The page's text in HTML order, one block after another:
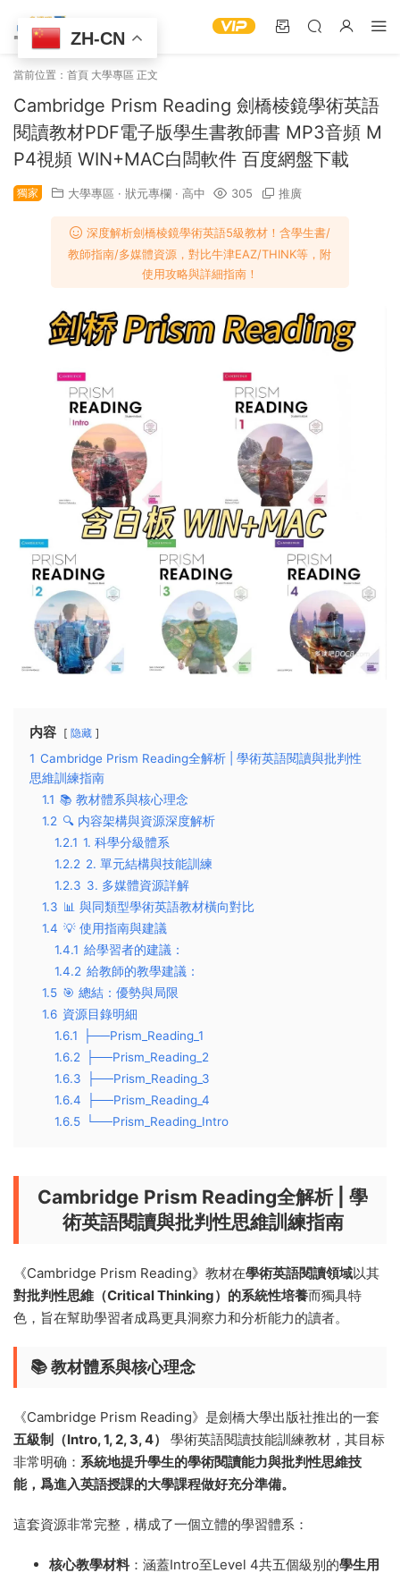
當前位置： 首頁 大學專區 正文
Cambridge Prism Reading 劍橋棱鏡學術英語
閱讀教材PDF電子版學生書教師書 MP3音頻 M
P4視頻 WIN+MAC白闆軟件 百度網盤下載
獨家 大學專區 · 狀元專欄 · 高中 305 推廣
深度解析劍橋棱鏡學術英語5級教材！含學生書/
教師指南/多媒體資源，對比牛津EAZ/THINK等，附
使用攻略與詳細指南！
内容 隐藏
1 Cambridge Prism Reading全解析 | 學術英語閱讀與批判性
思維訓練指南
1.1 📚 教材體系與核心理念
1.2 🔍 内容架構與資源深度解析
1.2.1 1. 科學分級體系
1.2.2 2. 單元結構與技能訓練
1.2.3 3. 多媒體資源詳解
1.3 📊 與同類型學術英語教材橫向對比
1.4 💡 使用指南與建議
1.4.1 給學習者的建議：
1.4.2 給教師的教學建議：
1.5 🎯 總結：優勢與局限
1.6 資源目錄明細
1.6.1
├──Prism_Reading_1
1.6.2
├──Prism_Reading_2
1.6.3
├──Prism_Reading_3
1.6.4
├──Prism_Reading_4
1.6.5
└──Prism_Reading_Intro
Cambridge Prism Reading全解析 | 學
術英語閱讀與批判性思維訓練指南
《Cambridge Prism Reading》教材在學術英語閱讀領域以其
對批判性思維（Critical Thinking）的系統性培養而獨具特
色，旨在幫助學習者成爲更具洞察力和分析能力的讀者。
📚 教材體系與核心理念
《Cambridge Prism Reading》是劍橋大學出版社推出的一套
五級制（Intro, 1, 2, 3, 4）
學術英語閱讀技能訓練教材，其目标
非常明确： 系統地提升學生的學術閱讀能力與批判性思維技
能，爲進入英語授課的大學課程做好充分準備。
這套資源非常完整，構成了一個立體的學習體系：
核心教學材料 ：涵蓋Intro至Level 4共五個級别的學生用
ZH-CN